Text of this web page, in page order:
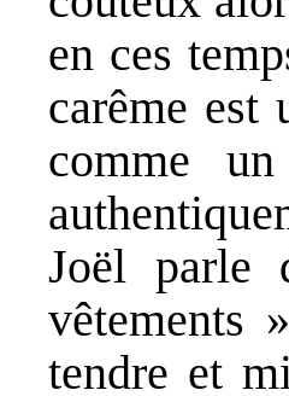
en ces
carême est
comme
Joël parle
vêtements
tendre et